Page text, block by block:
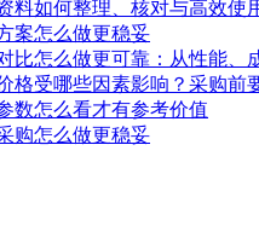
料如何整理、核对与高效使
案怎么做更稳妥
比怎么做更可靠：从性能、
格受哪些因素影响？采购前
数怎么看才有参考价值
购怎么做更稳妥